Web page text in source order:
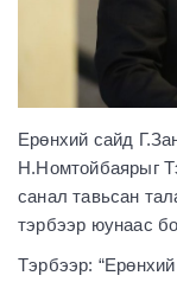
Ерөнхий сайд
Н.Номтойбаярыг
санал тавьсан
тэрбээр юунаас
Тэрбээр: